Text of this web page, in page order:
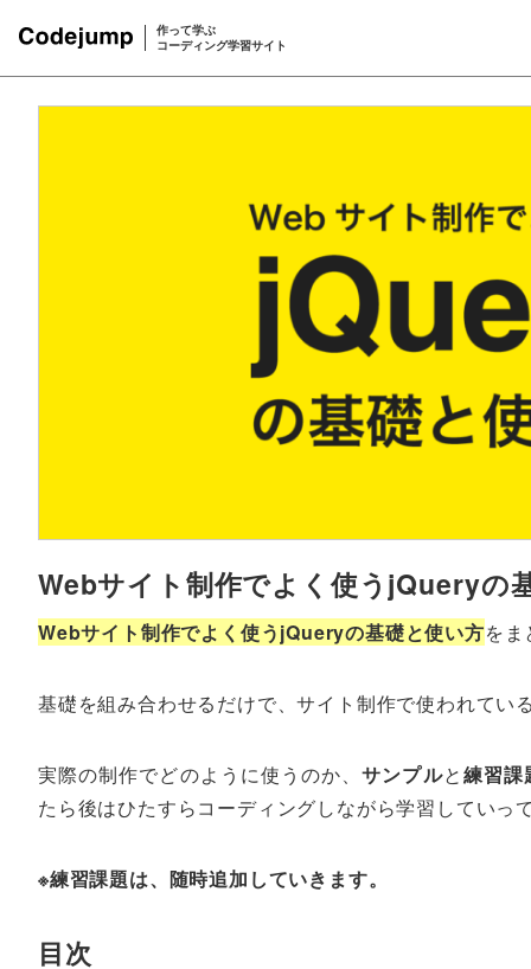
作って学ぶ
コーディング学習サイト
Webサイト制作でよく使うjQueryの
Webサイト制作でよく使うjQueryの基礎と使い方を
基礎を組み合わせるだけで、サイト制作で使われてい
実際の制作でどのように使うのか、サンプルと練習課
たら後はひたすらコーディングしながら学習していっ
※練習課題は、随時追加していきます。
目次